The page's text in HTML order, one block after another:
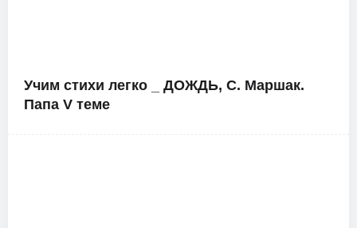
Учим стихи легко _ ДОЖДЬ, С. Маршак.
Папа V теме